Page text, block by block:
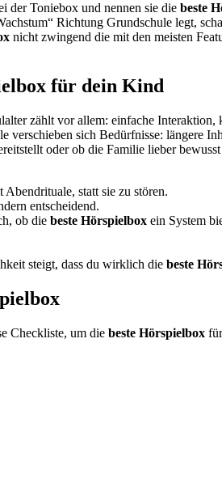
der Toniebox und nennen sie die beste
Richtung Grundschule legt,
nicht zwingend die mit den meisten
für dein Kind
zählt vor allem: einfache Interaktion,
sich Bedürfnisse: längere
oder ob die Familie lieber
Abendrituale, statt sie zu stören.
entscheidend.
ob die beste Hörspielbox ein System
steigt, dass du wirklich die beste
Checkliste, um die beste Hörspielbox